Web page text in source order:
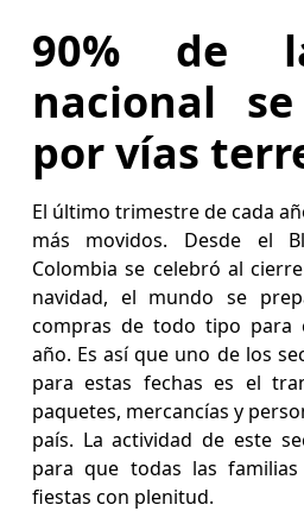
90% de
nacional
por vías
El último trimestre de cada
más movidos. Desde el
Colombia se celebró al
navidad, el mundo se
compras de todo tipo para
año. Es así que uno de los
para estas fechas es el
paquetes, mercancías y
país. La actividad de este
para que todas las
fiestas con plenitud.